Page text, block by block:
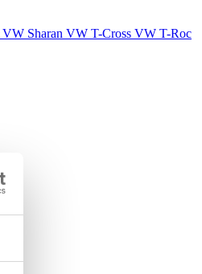
VW Sharan VW T-Cross VW T-Roc